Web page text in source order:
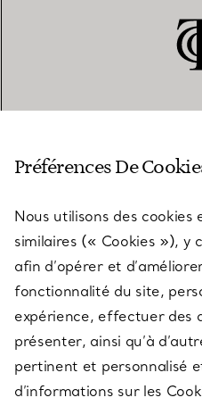
SERVICES
À PROPOS
QUESTIONS LÉGALES
Préférences De
Nous utilisons des cookies
similaires (« Cookies »), y
afin d’opérer et
fonctionnalité du site,
expérience, effectuer des
présenter, ainsi qu’à
pertinent et personnalisé
d’informations sur les